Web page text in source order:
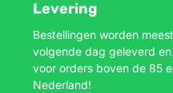
Levering
Bestellingen worden
volgende dag geleverd
voor orders boven de 85
Nederland!